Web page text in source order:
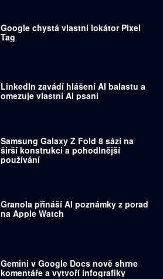
Google chystá vlastní lokátor Pixel
Tag
LinkedIn zavádí hlášení AI balastu a
omezuje vlastní AI psaní
Samsung Galaxy Z Fold 8 sází na
širší konstrukci a pohodlnější
používání
Granola přináší AI poznámky z porad
na Apple Watch
Gemini v Google Docs nově shrne
komentáře a vytvoří infografiky